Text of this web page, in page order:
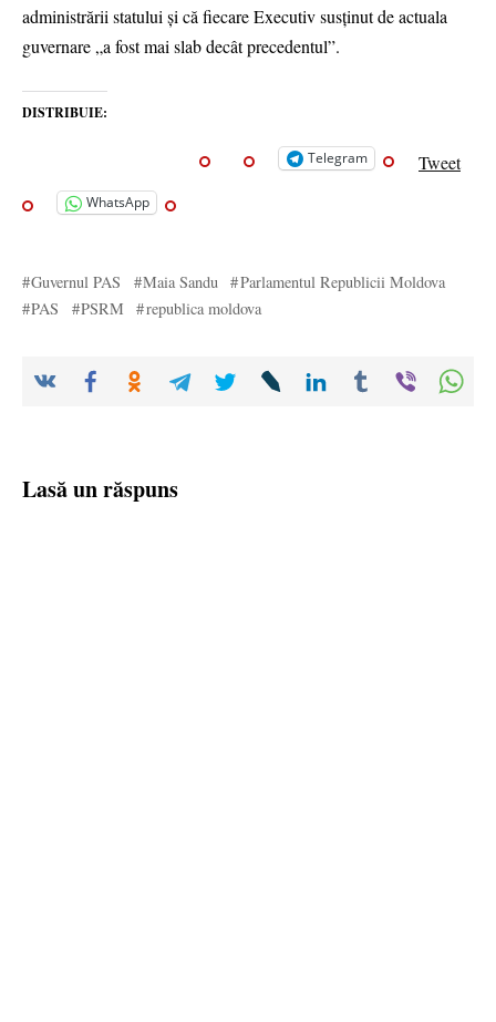
administrării statului și că fiecare Executiv susținut de actuala
guvernare „a fost mai slab decât precedentul”.
DISTRIBUIE:
Telegram Tweet
WhatsApp
Guvernul PAS Maia Sandu
Parlamentul Republicii Moldova
PAS
PSRM republica moldova
Lasă un răspuns